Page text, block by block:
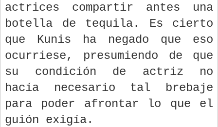
actrices compartir antes una
botella de tequila. Es cierto
que Kunis ha negado que eso
ocurriese, presumiendo de que
su condición de actriz no
hacía necesario tal brebaje
para poder afrontar lo que el
guión exigía.